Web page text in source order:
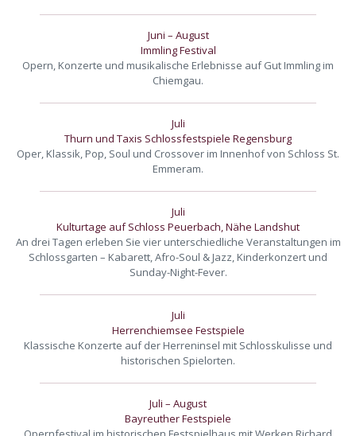
Juni – August
Immling Festival
Opern, Konzerte und musikalische Erlebnisse auf Gut Immling im
Chiemgau.
Juli
Thurn und Taxis Schlossfestspiele Regensburg
Oper, Klassik, Pop, Soul und Crossover im Innenhof von Schloss St.
Emmeram.
Juli
Kulturtage auf Schloss Peuerbach, Nähe Landshut
An drei Tagen erleben Sie vier unterschiedliche Veranstaltungen im
Schlossgarten – Kabarett, Afro-Soul & Jazz, Kinderkonzert und
Sunday-Night-Fever.
Juli
Herrenchiemsee Festspiele
Klassische Konzerte auf der Herreninsel mit Schlosskulisse und
historischen Spielorten.
Juli – August
Bayreuther Festspiele